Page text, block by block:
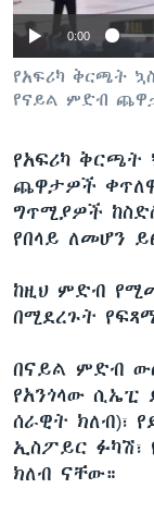
ቋንቋዎች
0:00
የአፍሪካ ቅርጫት
የናይል ምድብ
የአፍሪካ ቅርጫት
ጨዋታዎች
ግጥሚያዎች
የበላይ ለመሆን
ከዚህ ምድብ
በሚደረጉት
በናይል ምድብ
የአንጎላው ሲኤፒ
ሰራዊት ክለብ)፣
ኢስፖይር ፉካሽ፣
ክለብ ናቸው።